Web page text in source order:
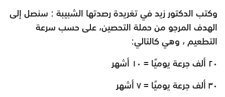
وكتب الدكتور زيد في تغريدة رصدتها الشبيبة : سنصل إلى
الهدف المرجو من حملة التحصين،على حسب سرعة
التطعيم ، وهي كالتالي:
٢٠ ألف جرعة يوميًا = ١٠ أشهر
٣٠ ألف جرعة يوميًا = ٧ أشهر